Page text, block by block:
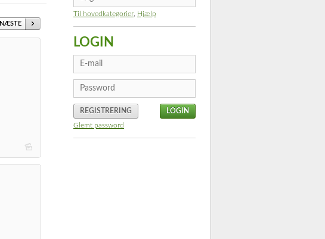
NÆSTE
b
Til hovedkategorier Hjælp
LOGIN
REGISTRERING
Glemt password